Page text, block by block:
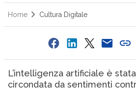
Home Cultura Digitale
L’intelligenza artificiale è
circondata da sentimenti